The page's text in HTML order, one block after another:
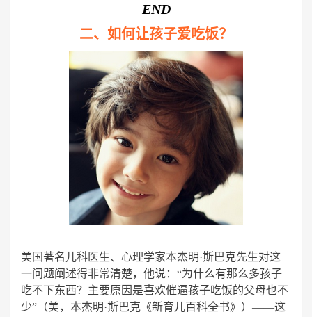
END
二、如何让孩子爱吃饭？
美国著名儿科医生、心理学家本杰明·斯巴克先生对这
一问题阐述得非常清楚，他说： “为什么有那么多孩子
吃不下东西？ 主要原因是喜欢催逼孩子吃饭的父母也不
少”（美，本杰明·斯巴克《新育儿百科全书》） ——这